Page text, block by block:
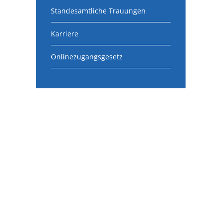
Standesamtliche Trauungen
Karriere
Onlinezugangsgesetz